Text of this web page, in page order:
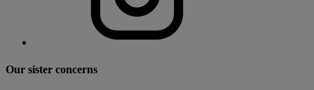
Our sister concerns